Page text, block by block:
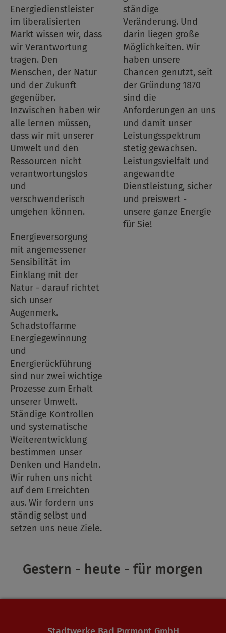
Energiedienstleister
im liberalisierten
Markt wissen wir, dass
wir Verantwortung
tragen. Den
Menschen, der Natur
und der Zukunft
gegenüber.
Inzwischen haben wir
alle lernen müssen,
dass wir mit unserer
Umwelt und den
Ressourcen nicht
verantwortungslos
und
verschwenderisch
umgehen können.
Energieversorgung
mit angemessener
Sensibilität im
Einklang mit der
Natur - darauf richtet
sich unser
Augenmerk.
Schadstoffarme
Energiegewinnung
und
Energierückführung
sind nur zwei wichtige
Prozesse zum Erhalt
unserer Umwelt.
Ständige Kontrollen
und systematische
Weiterentwicklung
bestimmen unser
Denken und Handeln.
Wir ruhen uns nicht
auf dem Erreichten
aus. Wir fordern uns
ständig selbst und
setzen uns neue Ziele.
ständige
Veränderung. Und
darin liegen große
Möglichkeiten. Wir
haben unsere
Chancen genutzt, seit
der Gründung 1870
sind die
Anforderungen an uns
und damit unser
Leistungsspektrum
stetig gewachsen.
Leistungsvielfalt und
angewandte
Dienstleistung, sicher
und preiswert -
unsere ganze Energie
für Sie!
Gestern - heute - für morgen